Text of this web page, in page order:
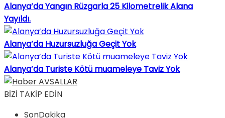
Alanya’da Yangın Rüzgarla 25 Kilometrelik Alana
Yayıldı.
Alanya’da Huzursuzluğa Geçit Yok
Alanya’da Turiste Kötü muameleye Taviz Yok
BİZİ TAKİP EDİN
SonDakika